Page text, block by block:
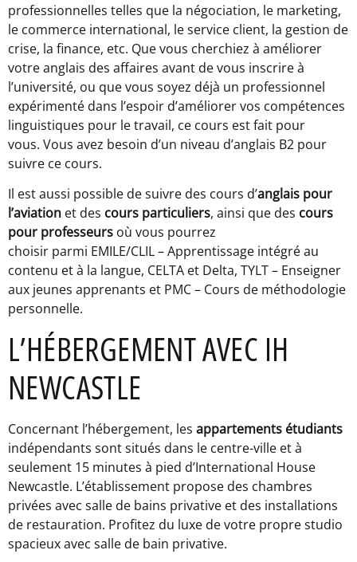
professionnelles telles que la négociation, le marketing,
le commerce international, le service client, la gestion de
crise, la finance, etc. Que vous cherchiez à améliorer
votre anglais des affaires avant de vous inscrire à
l’université, ou que vous soyez déjà un professionnel
expérimenté dans l’espoir d’améliorer vos compétences
linguistiques pour le travail, ce cours est fait pour
vous. Vous avez besoin d’un niveau d’anglais B2 pour
suivre ce cours.
Il est aussi possible de suivre des cours d’anglais pour
l’aviation et des cours particuliers, ainsi que des cours
pour professeurs où vous pourrez
choisir parmi EMILE/CLIL – Apprentissage intégré au
contenu et à la langue, CELTA et Delta, TYLT – Enseigner
aux jeunes apprenants et PMC – Cours de méthodologie
personnelle.
L’HÉBERGEMENT AVEC IH
NEWCASTLE
Concernant l’hébergement, les appartements étudiants
indépendants sont situés dans le centre-ville et à
seulement 15 minutes à pied d’International House
Newcastle. L’établissement propose des chambres
privées avec salle de bains privative et des installations
de restauration. Profitez du luxe de votre propre studio
spacieux avec salle de bain privative.